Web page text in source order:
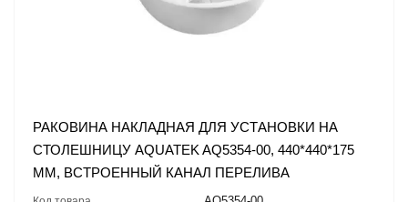
РАКОВИНА НАКЛАДНАЯ ДЛЯ УСТАНОВКИ НА
СТОЛЕШНИЦУ AQUATEK AQ5354-00, 440*440*175
ММ, ВСТРОЕННЫЙ КАНАЛ ПЕРЕЛИВА